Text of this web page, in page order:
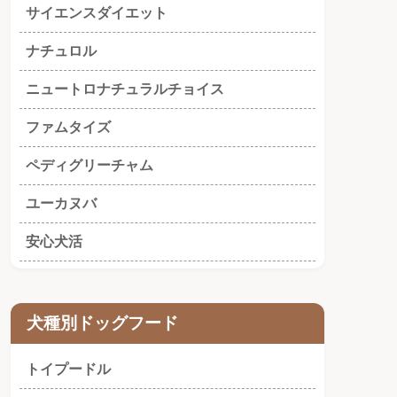
サイエンスダイエット
ナチュロル
ニュートロナチュラルチョイス
ファムタイズ
ペディグリーチャム
ユーカヌバ
安心犬活
犬種別ドッグフード
トイプードル